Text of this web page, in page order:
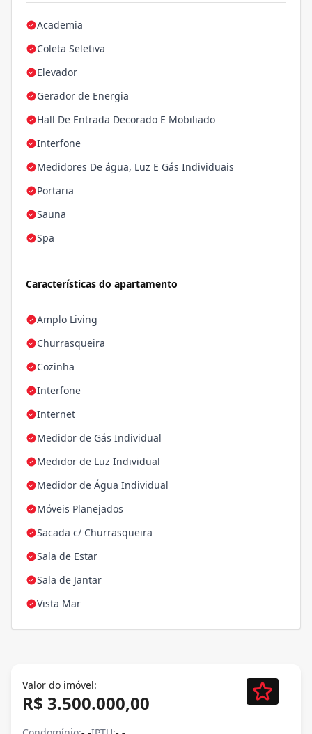
Academia
Coleta Seletiva
Elevador
Gerador de Energia
Hall De Entrada Decorado E Mobiliado
Interfone
Medidores De água, Luz E Gás Individuais
Portaria
Sauna
Spa
Características do apartamento
Amplo Living
Churrasqueira
Cozinha
Interfone
Internet
Medidor de Gás Individual
Medidor de Luz Individual
Medidor de Água Individual
Móveis Planejados
Sacada c/ Churrasqueira
Sala de Estar
Sala de Jantar
Vista Mar
Valor do imóvel:
R$ 3.500.000,00